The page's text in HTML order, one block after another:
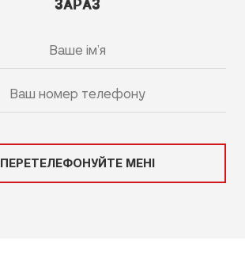
ЗАРАЗ
ПЕРЕТЕЛЕФОНУЙТЕ МЕНІ